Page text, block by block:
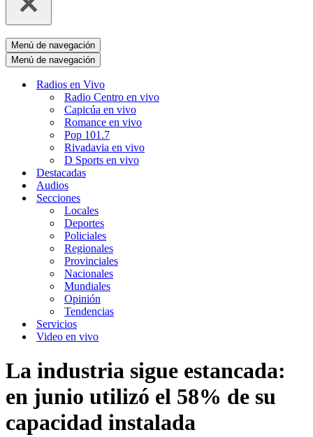
Menú de navegación
Menú de navegación
Radios en Vivo
Radio Centro en vivo
Capicúa en vivo
Romance en vivo
Pop 101.7
Rivadavia en vivo
D Sports en vivo
Destacadas
Audios
Secciones
Locales
Deportes
Policiales
Regionales
Provinciales
Nacionales
Mundiales
Opinión
Tendencias
Servicios
Video en vivo
La industria sigue estancada:
en junio utilizó el 58% de su
capacidad instalada